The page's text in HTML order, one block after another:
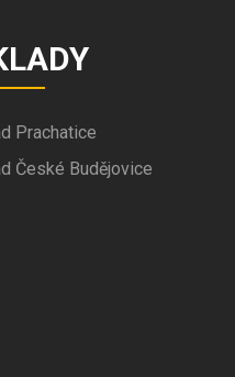
Prachatice
České Budějovice